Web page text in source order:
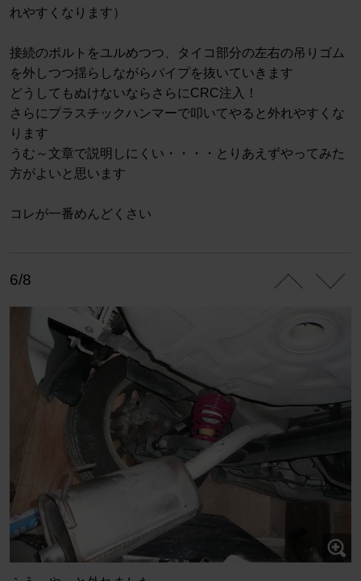
れやすくなります）
接続のボルトをユルめつつ、タイコ部分の左右の吊りゴム
を外しつつ揺らしながらパイプを抜いていきます
どうしてもぬけないならさらにCRC注入！
さらにプラスチックハンマーで叩いてやると外れやすくな
ります
うむ～文章で説明しにくい・・・・とりあえずやってみた
方がよいと思います
コレが一番めんどくさい
6/8